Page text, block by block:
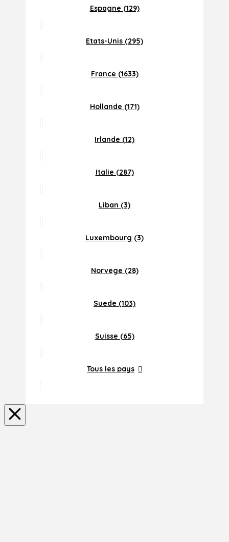
Espagne (129)
Etats-Unis (295)
France (1633)
Hollande (171)
Irlande (12)
Italie (287)
Liban (3)
Luxembourg (3)
Norvege (28)
Suede (103)
Suisse (65)
Tous les pays